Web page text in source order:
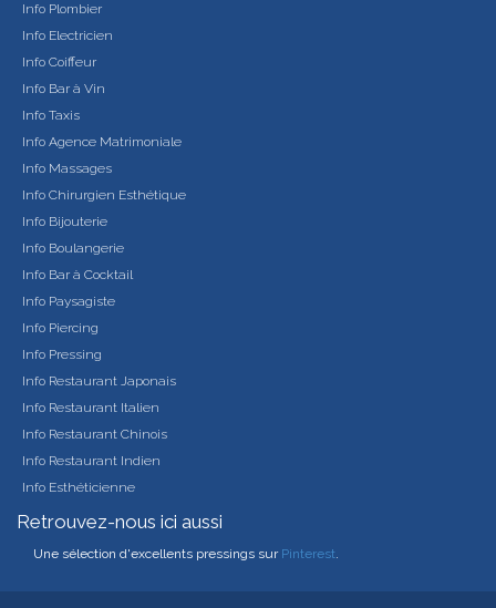
Info Plombier
Info Electricien
Info Coiffeur
Info Bar à Vin
Info Taxis
Info Agence Matrimoniale
Info Massages
Info Chirurgien Esthétique
Info Bijouterie
Info Boulangerie
Info Bar à Cocktail
Info Paysagiste
Info Piercing
Info Pressing
Info Restaurant Japonais
Info Restaurant Italien
Info Restaurant Chinois
Info Restaurant Indien
Info Esthéticienne
Retrouvez-nous ici aussi
Une sélection d'excellents pressings sur Pinterest.